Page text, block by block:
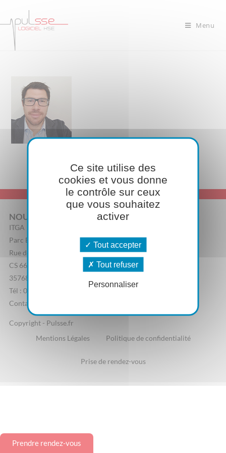
Menu
NOUS CONTACTER
ITGA
Parc Edonia, Bâtiment R
Rue de la Terre Adélie
CS 66862
35768 Saint-Grégoire Cedex
Tél : 02 23 44 07 20
Contactez-nous
Copyright - Pulsse.fr
Mentions Légales
Politique de confidentialité
Prise de rendez-vous
Prendre rendez-vous
Ce site utilise des
cookies et vous donne
le contrôle sur ceux
que vous souhaitez
activer
Tout accepter
Tout refuser
Personnaliser